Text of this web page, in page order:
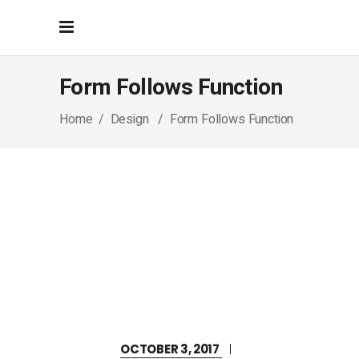
Form Follows Function
Home / Design / Form Follows Function
OCTOBER 3, 2017